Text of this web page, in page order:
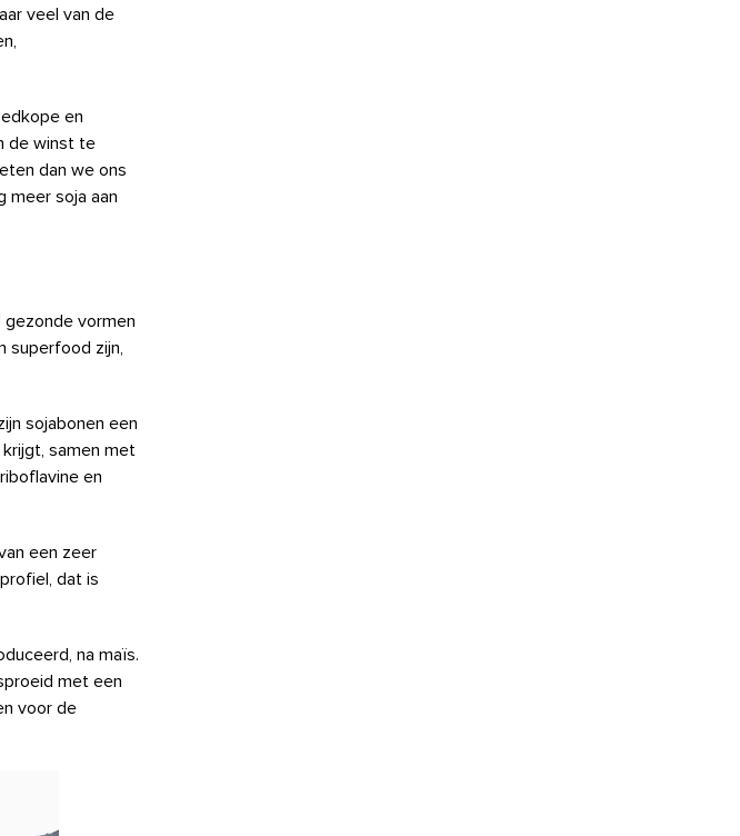
veel van de
en
de winst te
dan we ons
meer soja aan
vormen
superfood zijn,
sojabonen een
samen met
en
een zeer
dat is
na maïs.
met een
voor de